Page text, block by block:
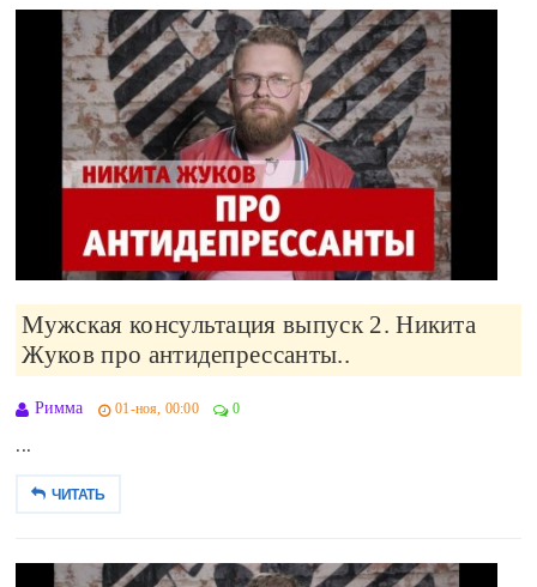
Мужская консультация выпуск 2. Никита
Жуков про антидепрессанты..
Римма 01-ноя, 00:00 0
...
ЧИТАТЬ